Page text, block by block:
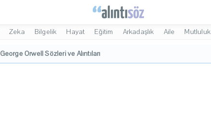
Zeka Bilgelik Hayat Eğitim Arkadaşlık Aile Mutluluk
George Orwell Sözleri ve Alıntıları